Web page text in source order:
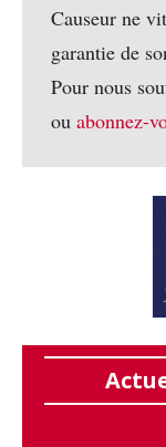
Causeur ne
garantie de
Pour nous
ou abonnez-